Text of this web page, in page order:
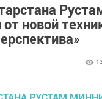
новой